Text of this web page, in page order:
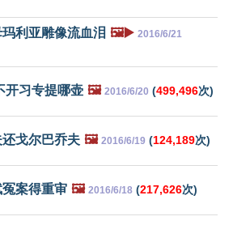
利亚雕像流血泪 🖼️▶️ 2016/6/21
开习专提哪壶 🖼️ 2016/6/20 (499,496次)
戈尔巴乔夫 🖼️ 2016/6/19 (124,189次)
案得重审 🖼️ 2016/6/18 (217,626次)